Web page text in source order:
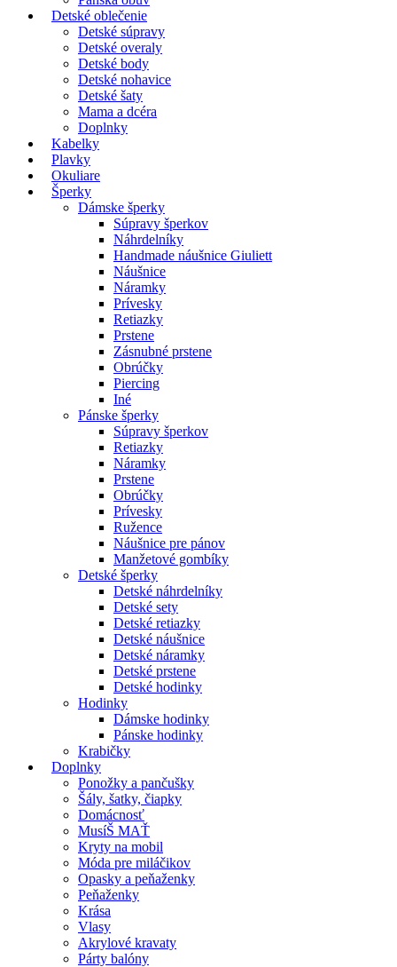
Detské oblečenie
Detské súpravy
Detské overaly
Detské body
Detské nohavice
Detské šaty
Mama a dcéra
Doplnky
Kabelky
Plavky
Okuliare
Šperky
Dámske šperky
Súpravy šperkov
Náhrdelníky
Handmade náušnice Giuliett
Náušnice
Náramky
Prívesky
Retiazky
Prstene
Zásnubné prstene
Obrúčky
Piercing
Iné
Pánske šperky
Súpravy šperkov
Retiazky
Náramky
Prstene
Obrúčky
Prívesky
Ružence
Náušnice pre pánov
Manžetové gombíky
Detské šperky
Detské náhrdelníky
Detské sety
Detské retiazky
Detské náušnice
Detské náramky
Detské prstene
Detské hodinky
Hodinky
Dámske hodinky
Pánske hodinky
Krabičky
Doplnky
Ponožky a pančušky
Šály, šatky, čiapky
Domácnosť
MusíŠ MAŤ
Kryty na mobil
Móda pre miláčikov
Opasky a peňaženky
Peňaženky
Krása
Vlasy
Akrylové kravaty
Párty balóny